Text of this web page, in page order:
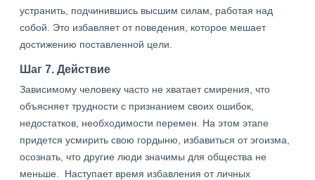
устранить, подчинившись высшим силам, работая над
собой. Это избавляет от поведения, которое мешает
достижению поставленной цели.
Шаг 7. Действие
Зависимому человеку часто не хватает смирения, что
объясняет трудности с признанием своих ошибок,
недостатков, необходимости перемен. На этом этапе
придется усмирить свою гордыню, избавиться от эгоизма,
осознать, что другие люди значимы для общества не
меньше. Наступает время избавления от личных